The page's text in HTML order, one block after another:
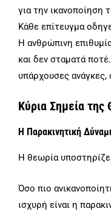
για την ικανοποίηση
Κάθε επίτευγμα
Η ανθρώπινη
και δεν σταματά
υπάρχουσες ανάγκες,
Κύρια Σημεία της
Η Παρακινητική
Η θεωρία
Όσο πιο
ισχυρή είναι η